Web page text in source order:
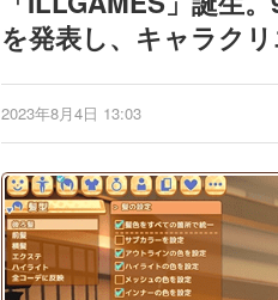
を発表し、キャラク
2023年8月4日 13:03